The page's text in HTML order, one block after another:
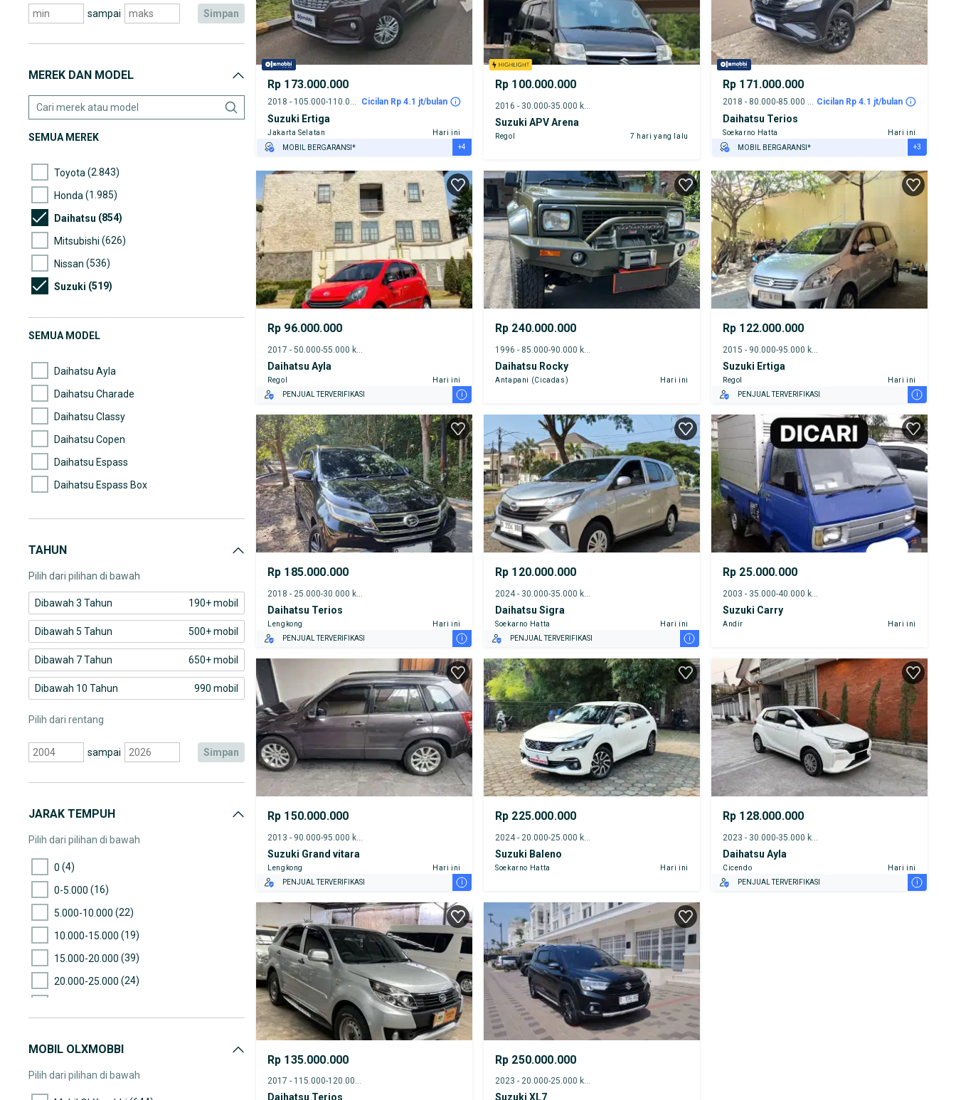
sampai simpan
MEREK DAN MODEL
SEMUA MEREK
Toyota (2.843)
Honda (1.985)
Daihatsu (854)
Mitsubishi (626)
Nissan (536)
Suzuki (519)
Hyundai(212)
SEMUA MODEL
Daihatsu Ayla
Daihatsu Charade
Daihatsu Classy
Daihatsu Copen
Daihatsu Espass
Daihatsu Espass Box
Daihatsu Gran Max MB
TAHUN
Pilih dari pilihan di bawah
Dibawah 3 Tahun 190+ mobil
Dibawah 5 Tahun 500+ mobil
Dibawah 7 Tahun 650+ mobil
Dibawah 10 Tahun 990 mobil
Pilih dari rentang
sampai simpan
JARAK TEMPUH
Pilih dari pilihan di bawah
0 (4)
0-5.000 (16)
5.000-10.000 (22)
10.000-15.000 (19)
15.000-20.000 (39)
20.000-25.000 (24)
35.000-40.000
40.000-45.000(32)
MOBIL OLXMOBBI
Pilih dari pilihan di bawah
Rp 173.000.000
2018 - 105.000-110.000 km Cicilan Rp 4.1 jt/bulan
Suzuki Ertiga
Jakarta Selatan
Hari ini
MOBIL BERGARANSI*
TEST DRIVE DARI RUMAH
GRATIS BIAYA JASA PERAWATAN*
PENJUAL TERVERIFIKASI
+4
Rp 100.000.000
2016 - 30.000-35.000 km
Suzuki APV Arena
Regol 7 hari yang lalu
Rp 171.000.000
2018 - 80.000-85.000 km Cicilan Rp 4.1 jt/bulan
Daihatsu Terios
Soekarno Hatta
Hari ini
MOBIL BERGARANSI*
TEST DRIVE DARI RUMAH
GRATIS BIAYA JASA PERAWATAN*
+3
Rp 96.000.000
2017 - 50.000-55.000 km
Daihatsu Ayla
Regol
Hari ini
PENJUAL TERVERIFIKASI
i
Rp 240.000.000
1996 - 85.000-90.000 km
Daihatsu Rocky
Antapani (Cicadas) Hari ini
Rp 122.000.000
2015 - 90.000-95.000 km
Suzuki Ertiga
Regol
Hari ini
PENJUAL TERVERIFIKASI
i
Rp 185.000.000
Daihatsu Terios
Lengkong
Hari ini
PENJUAL TERVERIFIKASI
i
Rp 120.000.000
2024 - 30.000-35.000 km
Daihatsu Sigra
Soekarno Hatta
Hari ini
PENJUAL TERVERIFIKASI
i
Rp 25.000.000
2003 - 35.000-40.000 km
Suzuki Carry
Andir Hari ini
Rp 150.000.000
Suzuki Grand vitara
Lengkong
Hari ini
PENJUAL TERVERIFIKASI
i
Rp 225.000.000
2024 - 20.000-25.000 km
Suzuki Baleno
Soekarno Hatta Hari ini
Rp 128.000.000
2023 - 30.000-35.000 km
Daihatsu Ayla
Cicendo
Hari ini
PENJUAL TERVERIFIKASI
i
Rp 135.000.000
2017 - 115.000-120.000 km
Daihatsu Terios
Rp 250.000.000
2023 - 20.000-25.000 km
Suzuki XL7